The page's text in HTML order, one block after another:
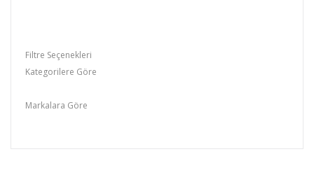
Filtre Seçenekleri
Kategorilere Göre
Markalara Göre